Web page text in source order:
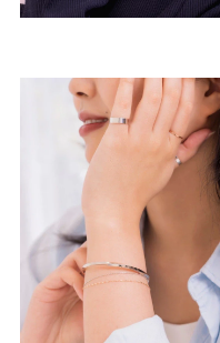
着用シーン
コレクション
レディース
リングサイズ
メンズ
リングサイズ